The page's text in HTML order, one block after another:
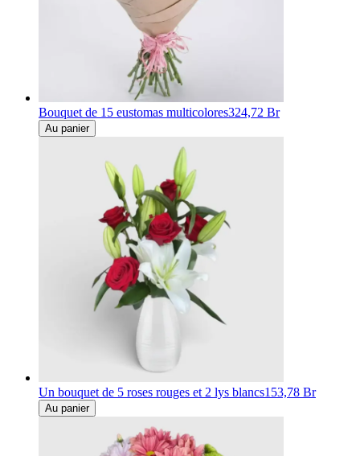
Bouquet de 15 eustomas multicolores324,72 Br
Au panier
Un bouquet de 5 roses rouges et 2 lys blancs153,78 Br
Au panier